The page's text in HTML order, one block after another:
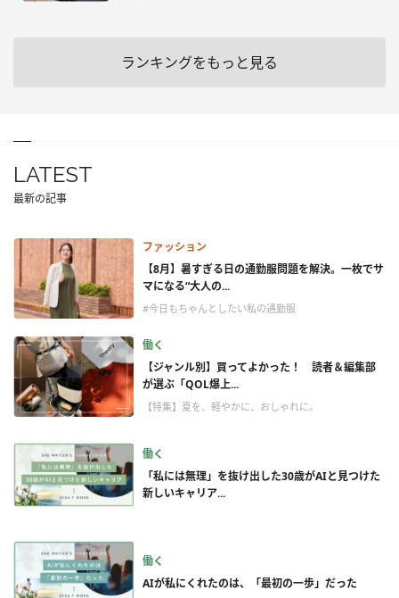
ランキングをもっと見る
LATEST
最新の記事
ファッション
【8月】暑すぎる日の通勤服問題を解決。一枚でサ
マになる“大人の...
#今日もちゃんとしたい私の通勤服
働く
【ジャンル別】買ってよかった！ 読者＆編集部
が選ぶ「QOL爆上...
【特集】夏を、軽やかに、おしゃれに。
働く
「私には無理」を抜け出した30歳がAIと見つけた
新しいキャリア...
働く
AIが私にくれたのは、「最初の一歩」だった